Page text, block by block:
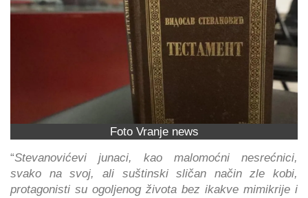
Foto Vranje news
“Stevanovićevi junaci, kao malomoćni nesrećnici,
svako na svoj, ali suštinski sličan način zle kobi,
protagonisti su ogoljenog života bez ikakve mimikrije i